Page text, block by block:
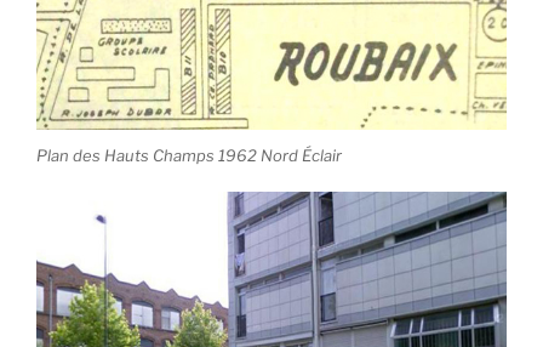
Plan des Hauts Champs 1962 Nord Éclair